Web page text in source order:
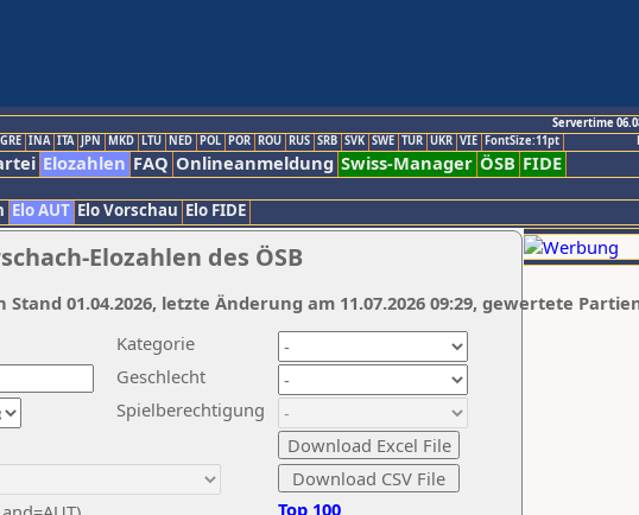
Servertime
GRE INA ITA JPN MKD LTU NED POL POR ROU RUS SRB SVK SWE TUR UKR VIE FontSize:11pt
Elozahlen FAQ Onlineanmeldung Swiss-Manager ÖSB FIDE
Elo AUT Elo Vorschau Elo FIDE
Elozahlen des ÖSB
Kategorie
Geschlecht
Spielberechtigung
Top 100
Stand 01.04.2026, letzte Änderung am 11.07.2026 09:29, gewertete